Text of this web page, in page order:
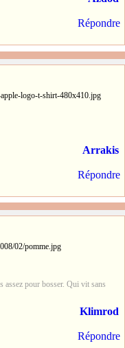
Répondre
Arrakis
Répondre
assez pour bosser. Qui vit sans
Klimrod
Répondre